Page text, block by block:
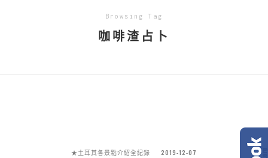
Browsing Tag
咖啡渣占卜
★土耳其各景點介紹全紀錄 2019-12-07